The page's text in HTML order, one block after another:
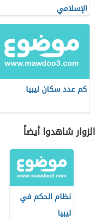
الإسلامي
كم عدد سكان ليبيا
الزوار شاهدوا أيضاً
نظام الحكم في
ليبيا